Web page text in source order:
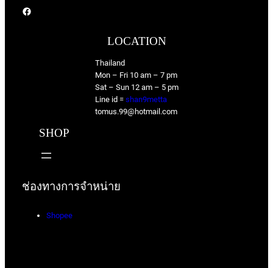
Facebook
LOCATION
Thailand
Mon – Fri 10 am – 7 pm
Sat – Sun 12 am – 5 pm
Line id = shan9metta
tomus.99@hotmail.com
SHOP
ช่องทางการจำหน่าย
Shopee